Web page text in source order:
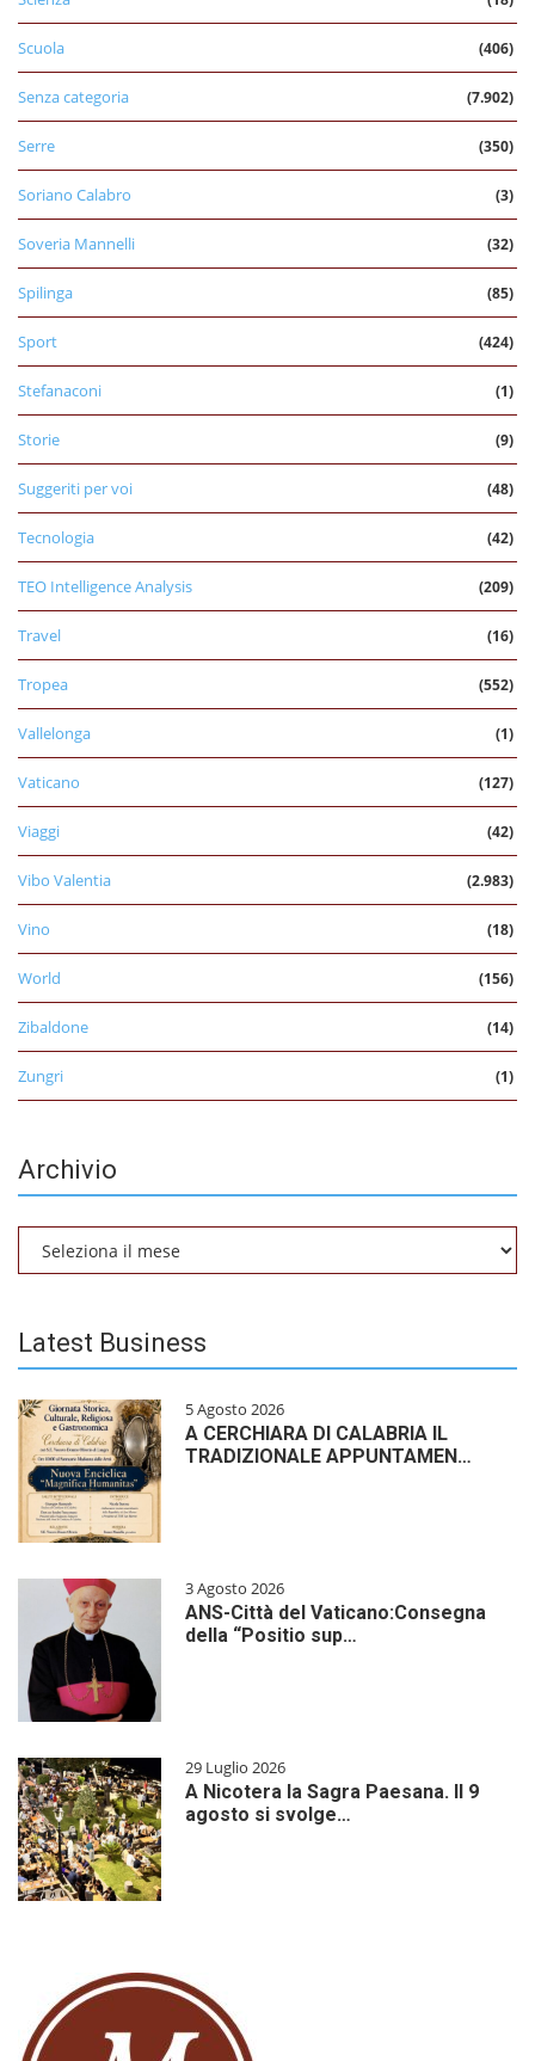
Scuola (406)
Senza categoria (7.902)
Serre (350)
Soriano Calabro (3)
Soveria Mannelli (32)
Spilinga (85)
Sport (424)
Stefanaconi (1)
Storie (9)
Suggeriti per voi (48)
Tecnologia (42)
TEO Intelligence Analysis (209)
Travel (16)
Tropea (552)
Vallelonga (1)
Vaticano (127)
Viaggi (42)
Vibo Valentia (2.983)
Vino (18)
World (156)
Zibaldone (14)
Zungri (1)
Archivio
Latest Business
5 Agosto 2026
A CERCHIARA DI CALABRIA IL
TRADIZIONALE APPUNTAMEN…
3 Agosto 2026
ANS-Città del Vaticano:Consegna
della “Positio sup…
29 Luglio 2026
A Nicotera la Sagra Paesana. Il 9
agosto si svolge…